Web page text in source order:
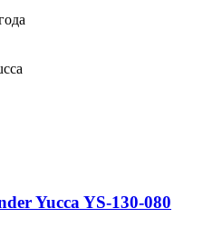
Yucca YS-130-080